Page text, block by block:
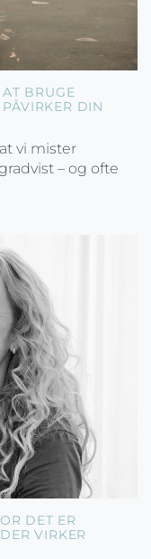
BRUGE
DIN
vi mister
– og ofte
DET ER
VIRKER